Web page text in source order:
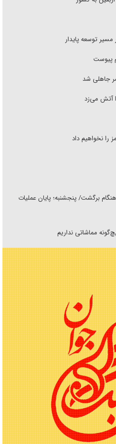
توسعه پایدار
پیوست
جاهلی شد
آتش می‌زد
را نخواهیم داد
برگشت/ پنجشنبه؛ پایان عملیات
مماشاتی نداریم